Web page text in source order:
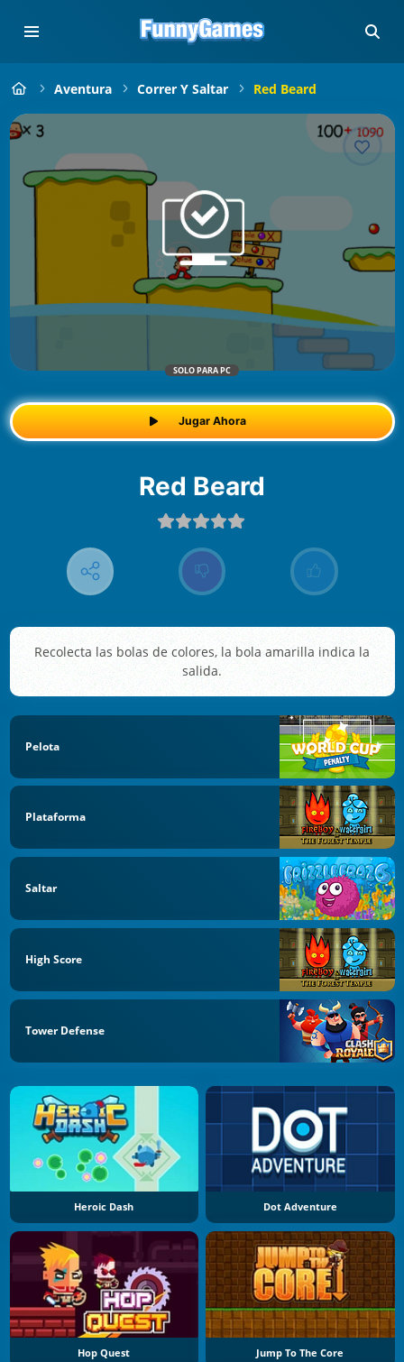
Aventura Correr Y Saltar Red Beard
SOLO PARA PC
Jugar Ahora
Red Beard
Recolecta las bolas de colores, la bola amarilla indica la
salida.
Pelota
Plataforma
Saltar
High Score
Tower Defense
Heroic Dash Dot Adventure
Hop Quest Jump To The Core